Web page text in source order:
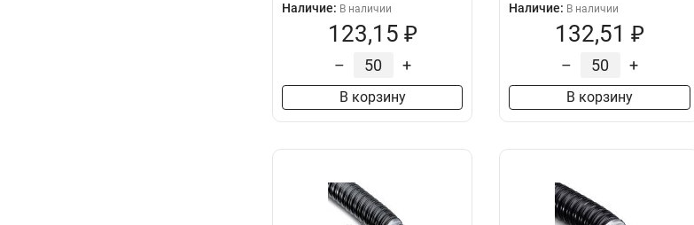
Наличие: В наличии
123,15 ₽
– +
В корзину
Наличие: В наличии
132,51 ₽
– +
В корзину